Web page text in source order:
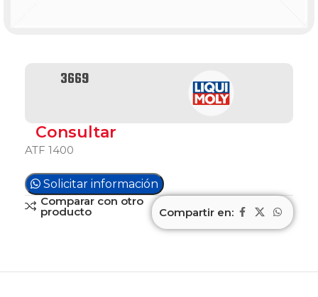
3669
Consultar
ATF 1400
Solicitar información
Comparar con otro
producto Compartir en: